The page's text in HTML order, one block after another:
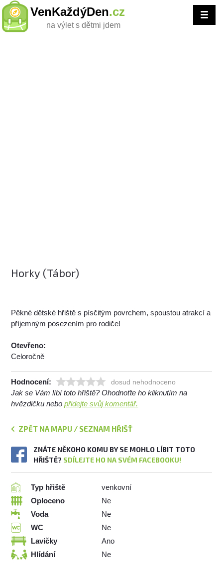
VenKaždýDen.cz
na výlet s dětmi jdem
Horky (Tábor)
Pěkné dětské hřiště s písčitým povrchem, spoustou atrakcí a
příjemným posezením pro rodiče!
Otevřeno:
Celoročně
Hodnocení: dosud nehodnoceno
Jak se Vám líbí toto hřiště? Ohodnoťte ho kliknutím na
hvězdičku nebopřidejte svůj komentář.
ZPĚT NA MAPU / SEZNAM HŘIŠŤ
ZNÁTE NĚKOHO KOMU BY SE MOHLO LÍBIT TOTO
HŘIŠTĚ? SDÍLEJTE HO NA SVÉM FACEBOOKU!
Typ hřiště
venkovní
Oploceno
Ne
Voda
Ne
WC
Ne
Lavičky
Ano
Hlídání
Ne